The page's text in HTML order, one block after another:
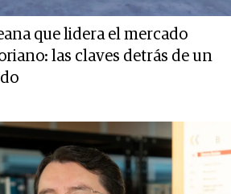
que lidera el mercado
las claves detrás de un